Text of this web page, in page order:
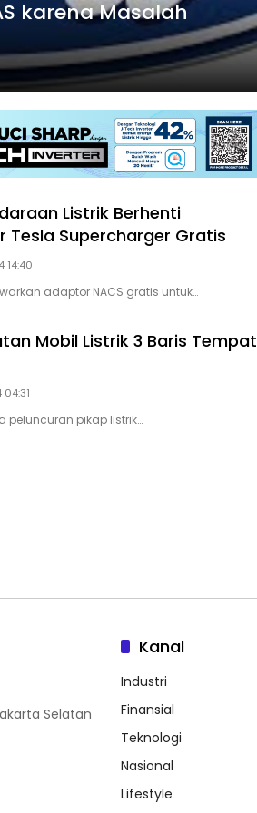
karena Masalah
Listrik Berhenti
Tesla Supercharger Gratis
14:40
adaptor NACS gratis untuk…
Mobil Listrik 3 Baris Tempat
peluncuran pikap listrik…
Selatan
Kanal
Industri
Finansial
Teknologi
Nasional
Lifestyle